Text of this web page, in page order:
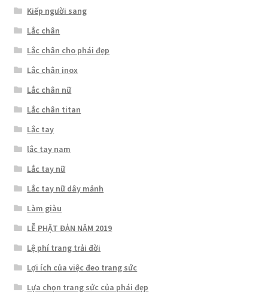
Kiếp người sang
Lắc chân
Lắc chân cho phái đẹp
Lắc chân inox
Lắc chân nữ
Lắc chân titan
Lắc tay
lắc tay nam
Lắc tay nữ
Lắc tay nữ dây mảnh
Làm giàu
LỄ PHẬT ĐẢN NĂM 2019
Lệ phí trang trải đời
Lợi ích của việc đeo trang sức
Lựa chọn trang sức của phái đẹp